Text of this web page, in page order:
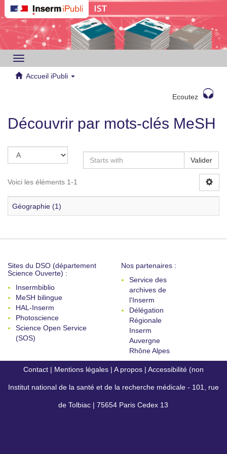
Toggle
navigation
Accueil iPubli
Ecoutez
Découvrir par mots-clés MeSH
Valider
Voici les éléments 1-1
Géographie (1)
Sites du DSO (département
Science Ouverte) :
Insermbiblio
MeSH bilingue
HAL-Inserm
Photoscience
Science Open Service
(SOS)
Nos partenaires :
Service des
archives de
l'Inserm
Délégation
Régionale
Inserm
Auvergne
Rhône Alpes
Contact | Mentions légales | A propos | Accessibilité (non
conforme)
Institut national de la santé et de la recherche médicale - 101, rue
de Tolbiac | 75654 Paris Cedex 13